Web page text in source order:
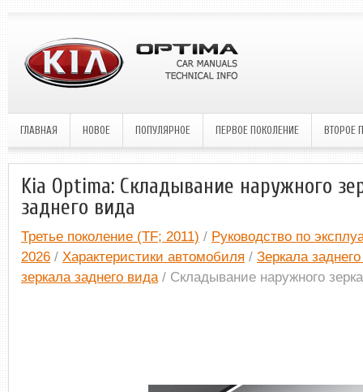
ГЛАВНАЯ НОВОЕ ПОПУЛЯРНОЕ ПЕРВОЕ ПОКОЛЕНИЕ ВТОРОЕ
Kia Optima: Складывание наружного
заднего вида
Третье поколение (TF; 2011) / Руководство по
2026 / Характеристики автомобиля / Зеркала
зеркала заднего вида/ Складывание наружного